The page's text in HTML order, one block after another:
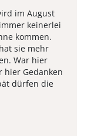
im August
keinerlei
kommen.
sie mehr
War hier
hier Gedanken
dürfen die